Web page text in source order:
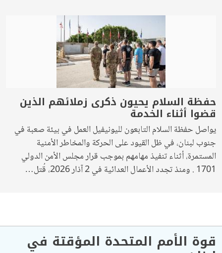
حفظة السلام يحيون ذكرى زملائهم الذين
قضوا أثناء الخدمة
يواصل حفظة السلام التابعون لليونيفيل العمل في بيئة صعبة في
جنوب لبنان، في ظل القيود على الحركة والمخاطر الأمنية
المستمرة، أثناء تنفيذ مهامهم بموجب قرار مجلس الأمن الدولي
1701 . ومنذ تجدد الأعمال العدائية في 2 آذار 2026، قُتل…
قوة الأمم المتحدة المؤقتة في